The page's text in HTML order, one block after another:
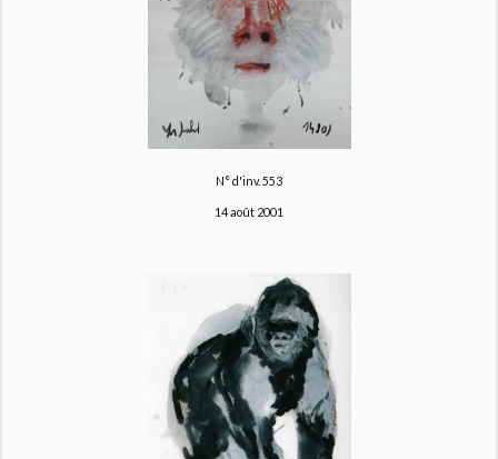
N° d'inv. 553
14 août 2001